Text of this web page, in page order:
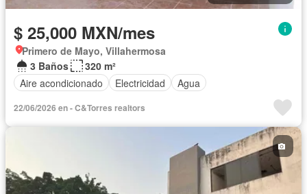
$ 25,000 MXN/mes
Primero de Mayo, Villahermosa
3 Baños
320 m²
Aire acondicionado
Electricidad Agua
22/06/2026 en - C&Torres realtors